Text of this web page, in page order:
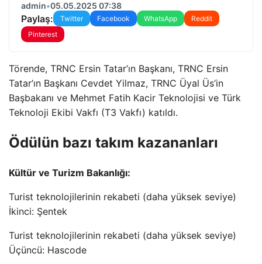
admin•05.05.2025 07:38
Paylaş: Twitter Facebook WhatsApp
Reddit
Pinterest
Törende, TRNC Ersin Tatar’ın Başkanı, TRNC Ersin
Tatar’ın Başkanı Cevdet Yilmaz, TRNC Üyal Üs’in
Başbakanı ve Mehmet Fatih Kacir Teknolojisi ve Türk
Teknoloji Ekibi Vakfı (T3 Vakfı) katıldı.
Ödülün bazı takım kazananları
Kültür ve Turizm Bakanlığı:
Turist teknolojilerinin rekabeti (daha yüksek seviye)
İkinci: Şentek
Turist teknolojilerinin rekabeti (daha yüksek seviye)
Üçüncü: Hascode